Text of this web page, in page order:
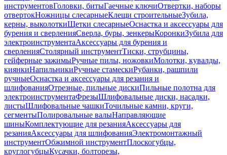
инструментовГоловки, битыГаечные ключиОтвертки, наборы
отвертокНожницы слесарныеКлещи строительныеЗубила,
керны, выколоткиЩетки слесарныеОснастка и аксессуары для
бурения и сверленияСверла, буры, зенкерыКоронкиЗубила для
электроинструментаАксессуары для бурения и
сверленияСтолярный инструментТиски, струбцины,
гейферные зажимыРучные пилы, ножовкиМолотки, кувалды,
киянкиНапильникиРучные стамескиРубанки, рашпили
ручныеОснастка и аксессуары для резания и
шлифованияОтрезные, пильные дискиПильные полотна для
электроинструментаФрезыШлифовальные диски, насадки,
листыШлифовальные чашкиТочильные камни, круги,
сегментыПолировальные валыНаправляющие
шиныКомплектующие для резанияАксессуары для
резанияАксессуары для шлифованияЭлектромонтажный
инструментОбжимной инструментПлоскогубцы,
круглогубцыКусачки, болторезы,